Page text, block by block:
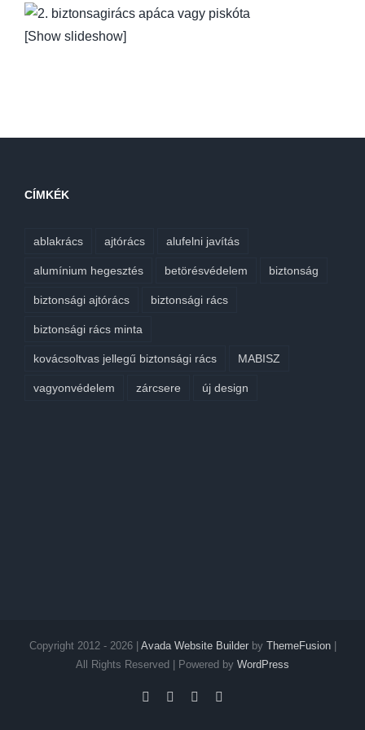
[Show slideshow]
CÍMKÉK
ablakrács ajtórács alufelni javítás
alumínium hegesztés betörésvédelem biztonság
biztonsági ajtórács biztonsági rács
biztonsági rács minta
kovácsoltvas jellegű biztonsági rács MABISZ
vagyonvédelem zárcsere új design
Copyright 2012 - 2026 | Avada Website Builderby ThemeFusion|
All Rights Reserved | Powered by WordPress
Facebook
TwitterInstagram